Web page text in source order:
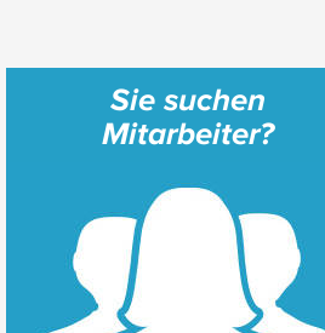
Sie suchen
Mitarbeiter?